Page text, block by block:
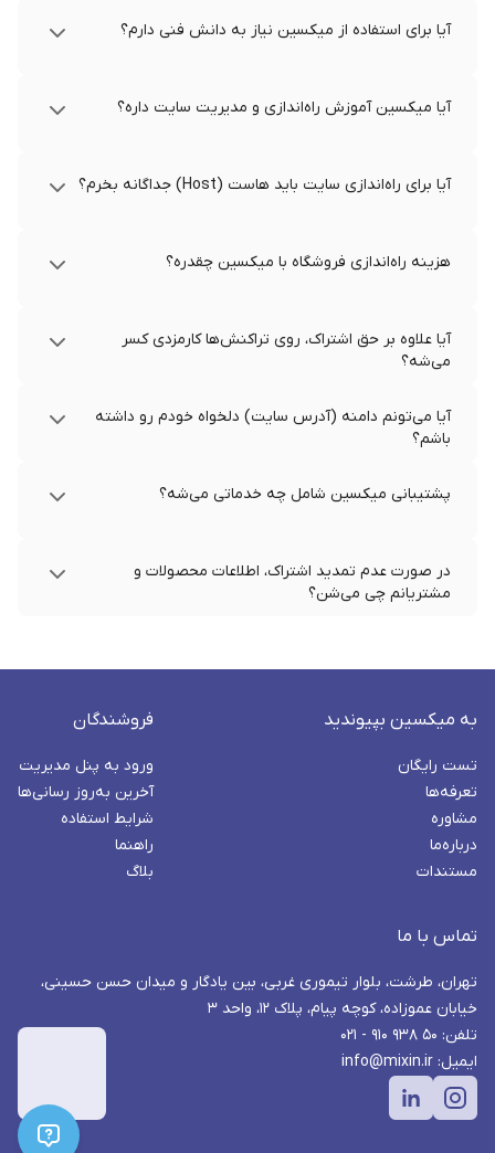
آیا برای استفاده از میکسین نیاز به دانش فنی دارم؟
آیا میکسین آموزش راه‌اندازی و مدیریت سایت داره؟
آیا برای راه‌اندازی سایت باید هاست (Host) جداگانه بخرم؟
هزینه راه‌اندازی فروشگاه با میکسین چقدره؟
آیا علاوه بر حق اشتراک، روی تراکنش‌ها کارمزدی کسر
می‌شه؟
آیا می‌تونم دامنه (آدرس سایت) دلخواه خودم رو داشته
باشم؟
پشتیبانی میکسین شامل چه خدماتی می‌شه؟
در صورت عدم تمدید اشتراک، اطلاعات محصولات و
مشتریانم چی می‌شن؟
به میکسین بپیوندید
تست رایگان
تعرفه‌ها
مشاوره
درباره‌ما
مستندات
فروشندگان
ورود به پنل مدیریت
آخرین به‌روز رسانی‌ها
شرایط استفاده
راهنما
بلاگ
تماس با ما
تهران، طرشت، بلوار تیموری غربی، بین یادگار و میدان حسن حسینی،
خیابان عموزاده، کوچه پیام، پلاک ۱۲، واحد ۳
تلفن: ۵۰ ۹۳۸ ۹۱۰ - ۰۲۱
ایمیل: info@mixin.ir